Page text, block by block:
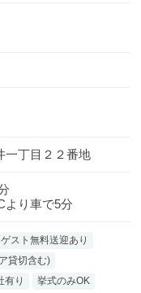
一丁目２２番地
より車で5分
ゲスト無料送迎あり
貸切含む)
有り 挙式のみOK